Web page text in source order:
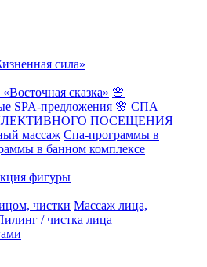
сила»
сказка» 🌸
SPA-предложения 🌸 СПА —
ПОСЕЩЕНИЯ
массаж Спа-программы в
в банном комплексе
фигуры
чистки Массаж лица,
/ чистка лица